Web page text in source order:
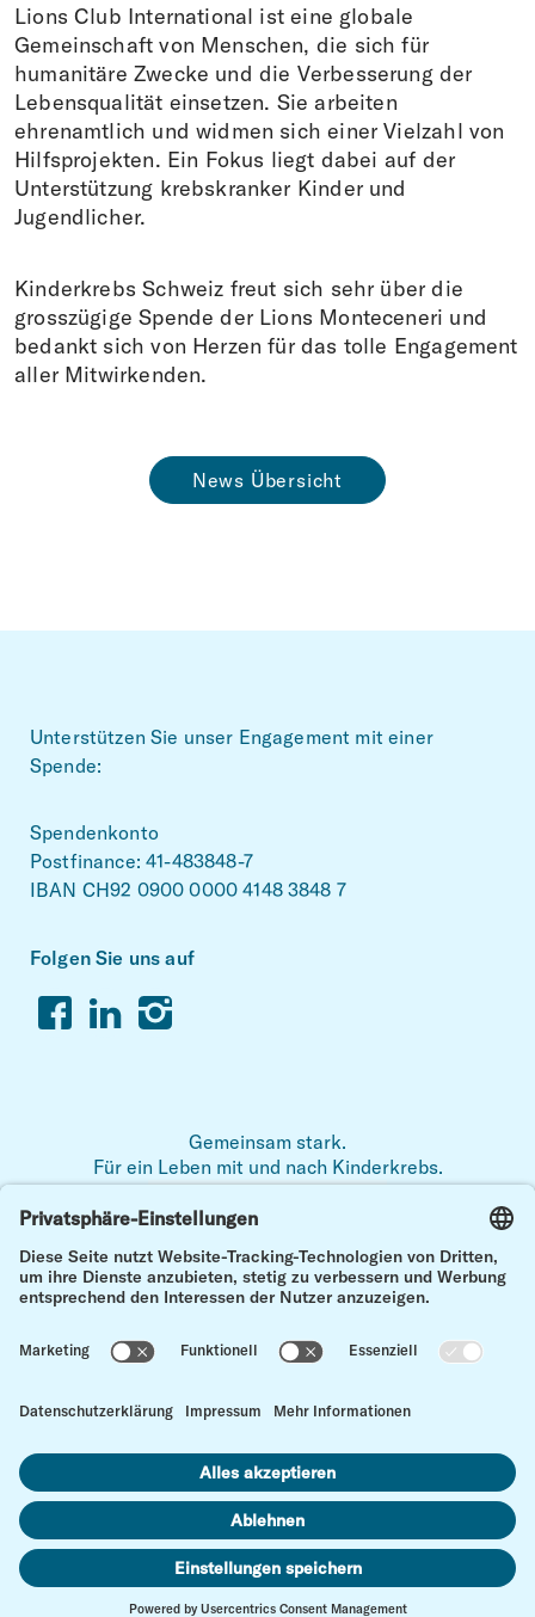
Lions Club International ist eine globale
Gemeinschaft von Menschen, die sich für
humanitäre Zwecke und die Verbesserung der
Lebensqualität einsetzen. Sie arbeiten
ehrenamtlich und widmen sich einer Vielzahl von
Hilfsprojekten. Ein Fokus liegt dabei auf der
Unterstützung krebskranker Kinder und
Jugendlicher.
Kinderkrebs Schweiz freut sich sehr über die
grosszügige Spende der Lions Monteceneri und
bedankt sich von Herzen für das tolle Engagement
aller Mitwirkenden.
News Übersicht
Unterstützen Sie unser Engagement mit einer
Spende:
Spendenkonto
Postfinance: 41-483848-7
IBAN CH92 0900 0000 4148 3848 7
Folgen Sie uns auf
FacebookLinkedinInstagram
Gemeinsam stark.
Für ein Leben mit und nach Kinderkrebs.
ImpressumDatenschutzKontaktCookie Einstellungen
© Kinderkrebs Schweiz